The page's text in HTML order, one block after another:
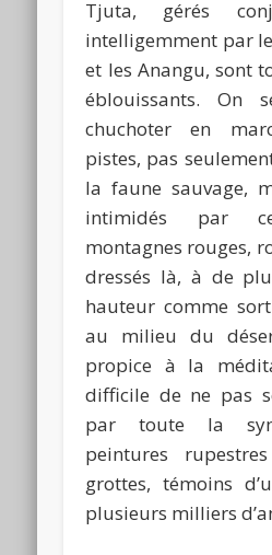
Tjuta, gérés
intelligemment par
et les Anangu, sont
éblouissants. On
chuchoter en
pistes, pas
la faune sauvage,
intimidés par
montagnes rouges,
dressés là, à de
hauteur comme
au milieu du
propice à la
difficile de ne pas
par toute la
peintures
grottes, témoins
plusieurs milliers